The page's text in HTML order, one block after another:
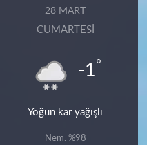
28 MART
CUMARTESI
-1°
Yoğun kar yağışlı
Nem: %98